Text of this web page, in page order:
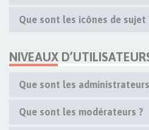
Que sont les icônes de sujet
NIVEAUX
Que sont les
Que sont les modérateurs ?